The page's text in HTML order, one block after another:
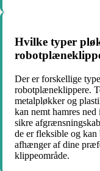
Hvilke typer
Der er forskellige
robotplæneklippere.
metalpløkker og
kan nemt hamres
sikre
de er fleksible og
afhænger af dine
klippeområde.